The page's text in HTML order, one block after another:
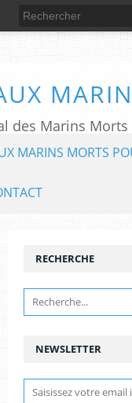
MARINS MORTS
NEWSLETTER
RECHERCHE